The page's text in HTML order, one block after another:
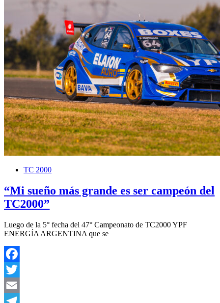
TC 2000
“Mi sueño más grande es ser campeón del
TC2000”
Luego de la 5° fecha del 47° Campeonato de TC2000 YPF
ENERGÍA ARGENTINA que se
Facebook
Twitter
Email